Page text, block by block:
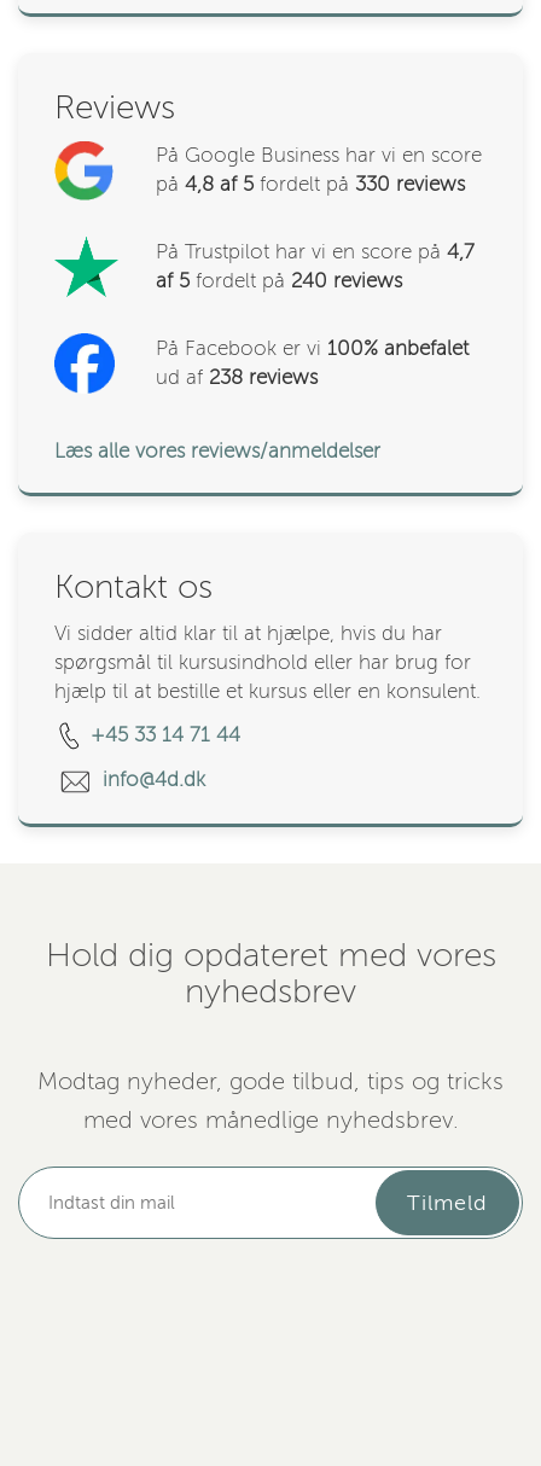
Reviews
På Google Business har vi en score
på 4,8 af 5 fordelt på 330 reviews
På Trustpilot har vi en score på 4,7
af 5 fordelt på 240 reviews
På Facebook er vi 100% anbefalet
ud af 238 reviews
Læs alle vores reviews/anmeldelser
Kontakt os
Vi sidder altid klar til at hjælpe, hvis du har
spørgsmål til kursusindhold eller har brug for
hjælp til at bestille et kursus eller en konsulent.
+45 33 14 71 44
info@4d.dk
Hold dig opdateret med vores
nyhedsbrev
Modtag nyheder, gode tilbud, tips og tricks
med vores månedlige nyhedsbrev.
Tilmeld